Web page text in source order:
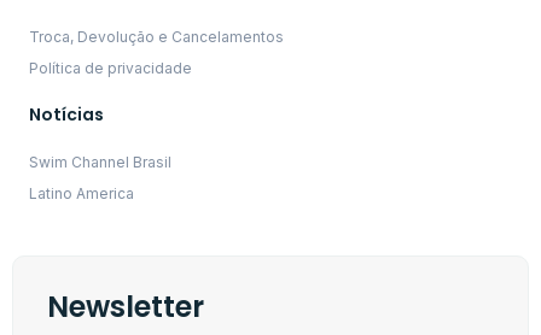
Troca, Devolução e Cancelamentos
Política de privacidade
Notícias
Swim Channel Brasil
Latino America
Newsletter